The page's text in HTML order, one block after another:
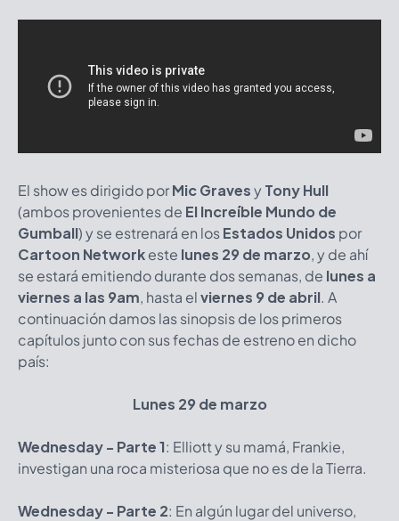
El show es dirigido porMic GravesyTony Hull
(ambos provenientes de El Increíble Mundo de
Gumball) y se estrenará en losEstados Unidos por
Cartoon Networkeste lunes 29 de marzo, y de ahí
se estará emitiendo durante dos semanas, de lunes a
viernes a las 9am, hasta elviernes 9 de abril. A
continuación damos las sinopsis de los primeros
capítulos junto con sus fechas de estreno en dicho
país:
Lunes 29 de marzo
Wednesday - Parte 1: Elliott y su mamá, Frankie,
investigan una roca misteriosa que no es de la Tierra.
Wednesday - Parte 2: En algún lugar del universo,